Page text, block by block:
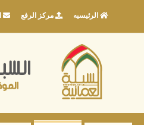
الرئيسيه مركز الرفع